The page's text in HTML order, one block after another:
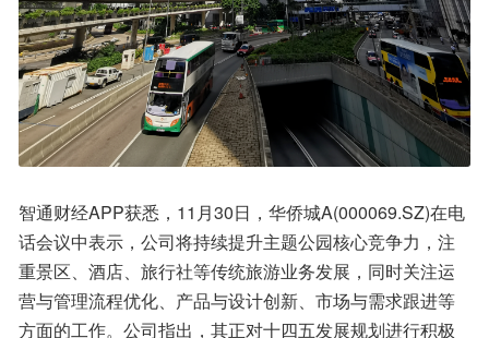
智通财经APP获悉，11月30日，华侨城A(000069.SZ)在电
话会议中表示，公司将持续提升主题公园核心竞争力，注
重景区、酒店、旅行社等传统旅游业务发展，同时关注运
营与管理流程优化、产品与设计创新、市场与需求跟进等
方面的工作。公司指出，其正对十四五发展规划进行积极